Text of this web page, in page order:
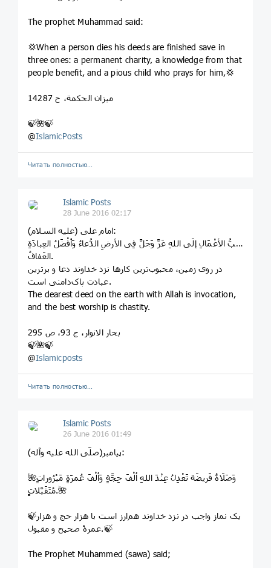
The prophet Muhammad said:
💢When a person dies his deeds are finished save in
three ones: a permanent charity, a knowledge from that
people benefit, and a pious child who prays for him,💢
میزان الحکمة، ح 14287
🍃🌺🍃
@IslamicPosts
Читать полностью…
Islamic Posts
28 June 2016 02:17
امام علی (علیه ‌السلام):
أحَبُّ الأعْمَالِ إلَی اللهِ عَزَّ وَجَلَّ فِی الأرضِ الدُّعاءُ وَأفْضَلُ العِبادَةِ
العَفافُ.
در روی زمین، محبوب‌ترین کارها نزد خداوند دعا و برترین
عبادت پاک‌دامنی است.
The dearest deed on the earth with Allah is invocation,
and the best worship is chastity.
بحار الانوار، ج 93، ص 295
🍃🌺🍃
@Islamicposts
Читать полностью…
Islamic Posts
26 June 2016 01:49
پیامبر(صلّی ‌الله‌ علیه ‌و‌آله):
🌺وَصَلَاةُ فَریضَة تَعْدِلُ عِنْدَ اللهِ ألْفَ حِجَّةٍ وَألْفَ عُمرَةٍ مَبْرُوراتٍ
مُتَقَبَّلاتٍ.🌺
🍃یک نماز واجب در نزد خداوند هم‌ارز است با هزار حج و هزار
عمرۀ صحیح و مقبول.🍃
The Prophet Muhammed (sawa) said;